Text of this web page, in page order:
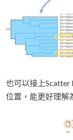
也可以接上
位置，能更好理解